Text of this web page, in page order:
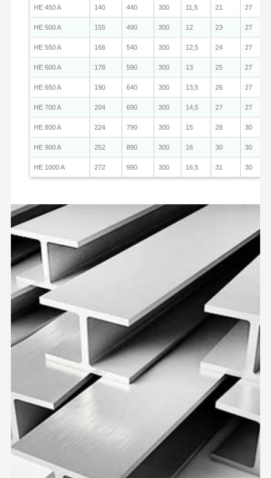
HE 450 A 140 440 300 11,5 21 27
HE 500 A 155 490 300 12 23 27
HE 550 A 166 540 300 12,5 24 27
HE 600 A 178 590 300 13 25 27
HE 650 A 190 640 300 13,5 26 27
HE 700 A 204 690 300 14,5 27 27
HE 800 A 224 790 300 15 28 30
HE 900 A 252 890 300 16 30 30
HE 1000 A 272 990 300 16,5 31 30